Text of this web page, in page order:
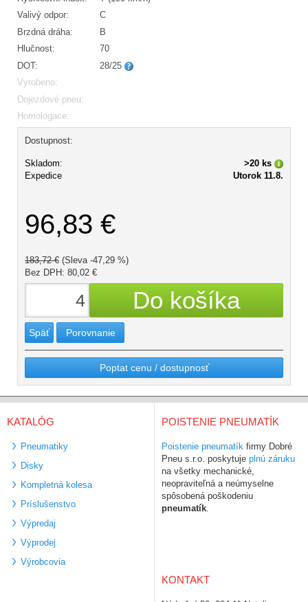
Valivý odpor:
C
Brzdná dráha:
B
Hlučnost:
70
DOT:
28/25
Vyrobeno:
Dojezdové pneu:
Homologace:
Dostupnost:
Skladom:
>20 ks
Expedice
Utorok 11.8.
96,83 €
183,72 € (Sleva -47,29 %)
Bez DPH: 80,02 €
Späť Porovnanie
Poptat cenu / dostupnosť
KATALÓG
Pneumatiky
Disky
Kompletná kolesa
Príslušenstvo
Výpredaj
Výprodej
Výrobcovia
POISTENIE PNEUMATÍK
Poistenie pneumatík firmy Dobré
Pneu s.r.o. poskytuje plnú záruku
na všetky mechanické,
neopraviteľná a neúmyselne
spôsobená poškodeniu
pneumatík
KONTAKT